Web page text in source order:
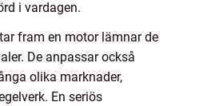
i vardagen.
fram en motor lämnar de
De anpassar också
olika marknader,
En seriös